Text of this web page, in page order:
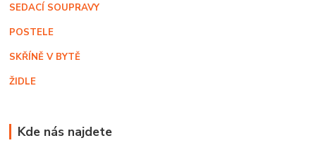
SEDACÍ SOUPRAVY
POSTELE
SKŘÍNĚ V BYTĚ
ŽIDLE
Kde nás najdete